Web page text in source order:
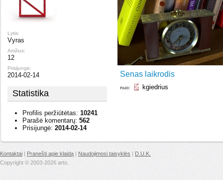
Lytis:
Vyras
Amžius:
12
Prisijungė:
2014-02-14
Statistika
Profilis peržiūtėtas: 10241
Parašė komentarų: 562
Prisijungė: 2014-02-14
Senas laikrodis
nuo: kgiedrius
Kontaktai | Pranešti apie klaidą | Naudojimosi taisyklės | D.U.K.
Copyright © 2003-2026 arto.